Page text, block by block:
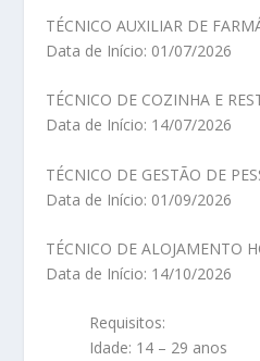
TÉCNICO AUXILIAR DE
Data de Início: 01/07/2026
TÉCNICO DE COZINHA E
Data de Início: 14/07/2026
TÉCNICO DE GESTÃO DE
Data de Início: 01/09/2026
TÉCNICO DE ALOJAMENTO
Data de Início: 14/10/2026
Requisitos:
Idade: 14 – 29 anos